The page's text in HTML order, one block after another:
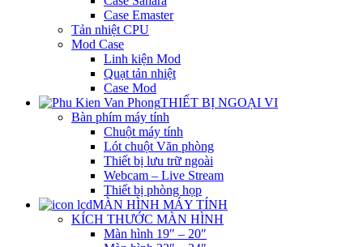
Case Emaster
Tản nhiệt CPU
Mod Case
Linh kiện Mod
Quạt tản nhiệt
Case Mod
THIẾT BỊ NGOẠI VI
Bàn phím máy tính
Chuột máy tính
Lót chuột Văn phòng
Thiết bị lưu trữ ngoài
Webcam – Live Stream
Thiết bị phòng họp
MÀN HÌNH MÁY TÍNH
KÍCH THƯỚC MÀN HÌNH
Màn hình 19″ – 20″